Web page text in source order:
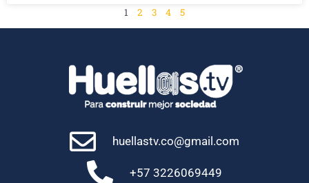
1 2 3 4 5
huellastv.co@gmail.com
+57 3226069449